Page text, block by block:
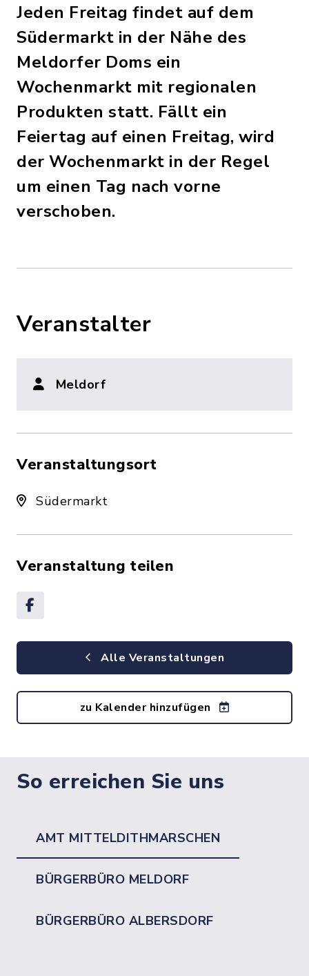
Jeden Freitag findet auf dem
Südermarkt in der Nähe des
Meldorfer Doms ein
Wochenmarkt mit regionalen
Produkten statt. Fällt ein
Feiertag auf einen Freitag, wird
der Wochenmarkt in der Regel
um einen Tag nach vorne
verschoben.
Veranstalter
Meldorf
Veranstaltungsort
Südermarkt
Veranstaltung teilen
Alle Veranstaltungen
zu Kalender hinzufügen
So erreichen Sie uns
AMT MITTELDITHMARSCHEN
BÜRGERBÜRO MELDORF
BÜRGERBÜRO ALBERSDORF